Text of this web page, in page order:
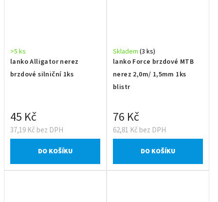
lanko Alligator nerez
brzdové silniční 1ks
>5 ks
37,19 Kč bez DPH
45 Kč
DO KOŠÍKU
lanko Force brzdové MTB
nerez 2,0m/ 1,5mm 1ks
blistr
Skladem (3 ks)
62,81 Kč bez DPH
76 Kč
DO KOŠÍKU